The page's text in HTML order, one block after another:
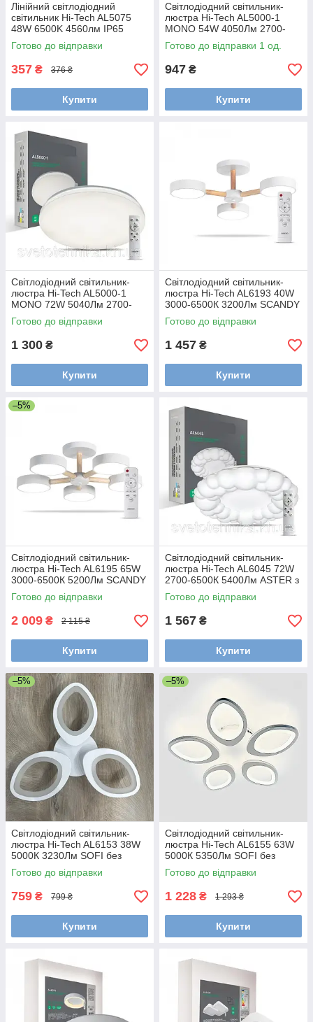
Лінійний світлодіодний
світильник Hi-Tech AL5075
48W 6500K 4560лм IP65
білий 1500х52х35 мм
Готово до відправки
357 ₴ 376 ₴
Купити
Світлодіодний світильник-
люстра Hi-Tech AL5000-1
MONO 54W 4050Лм 2700-
6500К 400*73мм з ПДУ
Готово до відправки 1 од.
947 ₴
Купити
Світлодіодний світильник-
люстра Hi-Tech AL5000-1
MONO 72W 5040Лм 2700-
6500К 500*85мм із ПДК
Готово до відправки
1 300 ₴
Купити
Світлодіодний світильник-
люстра Hi-Tech AL6193 40W
3000-6500К 3200Лм SCANDY
580х160 мм
Готово до відправки
1 457 ₴
Купити
–5%
Світлодіодний світильник-
люстра Hi-Tech AL6195 65W
3000-6500К 5200Лм SCANDY
580х160 мм з ПДК
Готово до відправки
2 009 ₴ 2 115 ₴
Купити
Світлодіодний світильник-
люстра Hi-Tech AL6045 72W
2700-6500К 5400Лм ASTER з
ПДК 500х100 мм
Готово до відправки
1 567 ₴
Купити
–5%
Світлодіодний світильник-
люстра Hi-Tech AL6153 38W
5000К 3230Лм SOFI без
пульта 470х370х70 мм
Готово до відправки
759 ₴ 799 ₴
Купити
–5%
Світлодіодний світильник-
люстра Hi-Tech AL6155 63W
5000К 5350Лм SOFI без
пульта 520х85 мм
Готово до відправки
1 228 ₴ 1 293 ₴
Купити